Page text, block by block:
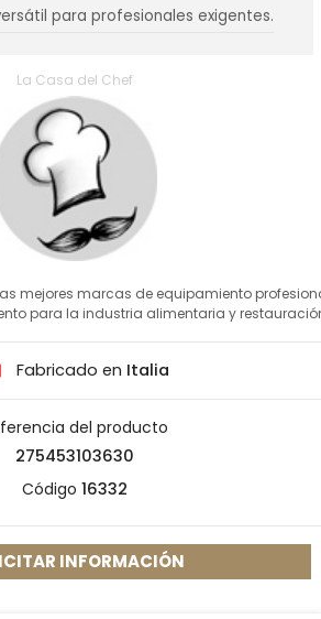
para profesionales exigentes.
La Casa del Chef
mejores marcas de equipamiento
para la industria alimentaria y
Fabricado en Italia
del producto
275453103630
Código 16332
INFORMACIÓN